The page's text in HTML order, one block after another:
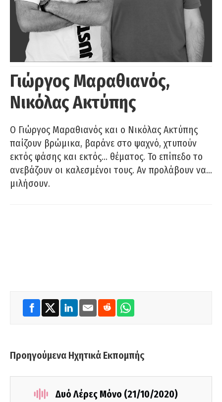
Γιώργος Μαραθιανός,
Νικόλας Ακτύπης
Ο Γιώργος Μαραθιανός και ο Νικόλας Ακτύπης
παίζουν βρώμικα, βαράνε στο ψαχνό, χτυπούν
εκτός φάσης και εκτός… θέματος. Το επίπεδο το
ανεβάζουν οι καλεσμένοι τους. Αν προλάβουν να…
μιλήσουν.
Προηγούμενα Ηχητικά Εκπομπής
Δυό Λέρες Μόνο (21/10/2020)